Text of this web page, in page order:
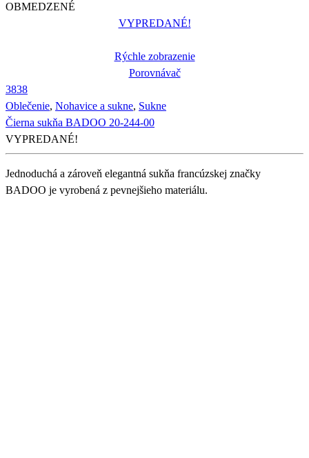
OBMEDZENÉ
VYPREDANÉ!
Rýchle zobrazenie
Porovnávač
3838
Oblečenie, Nohavice a sukne, Sukne
Čierna sukňa BADOO 20-244-00
VYPREDANÉ!
Jednoduchá a zároveň elegantná sukňa francúzskej značky
BADOO je vyrobená z pevnejšieho materiálu.